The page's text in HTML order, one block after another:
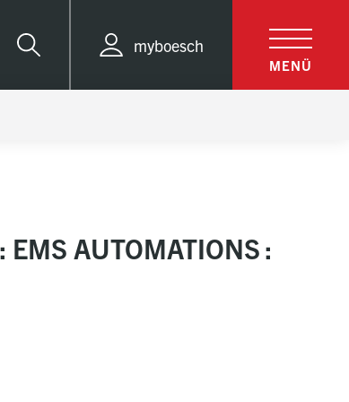
Suche
myboesch
MENÜ
AUTOMATIONS :